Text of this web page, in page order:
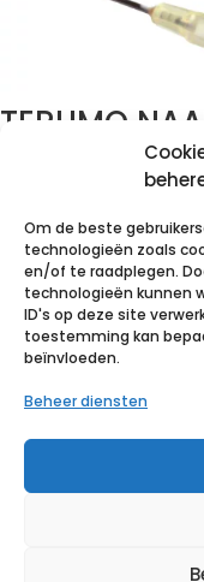
Om de beste
technologieën zoals
en/of te raadplegen.
technologieën kunnen
ID's op deze site
toestemming kan
beïnvloeden.
Beheer diensten
TERUMO
AGANI 19G 1
RB IVOOR
stuks
2,94 incl. btw
Voeg toe aan